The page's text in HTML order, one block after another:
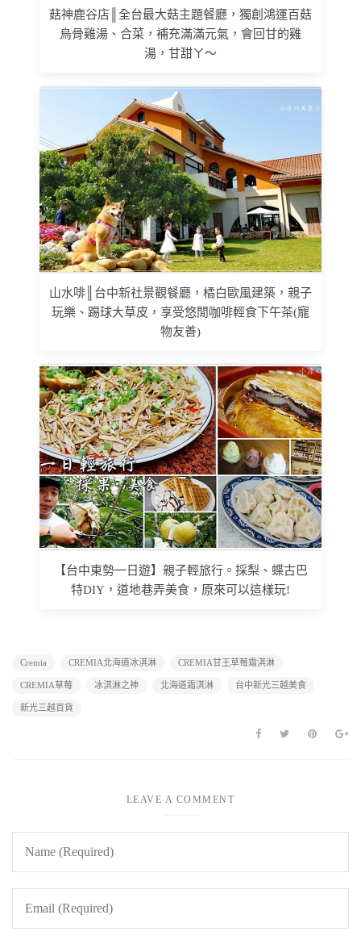
菇神鹿谷店║全台最大菇主題餐廳，獨創鴻運百菇
烏骨雞湯、合菜，補充滿滿元氣，會回甘的雞
湯，甘甜ㄚ～
山水啡║台中新社景觀餐廳，橘白歐風建築，親子
玩樂、踢球大草皮，享受悠閒咖啡輕食下午茶(寵
物友善)
【台中東勢一日遊】親子輕旅行。採梨、蝶古巴
特DIY，道地巷弄美食，原來可以這樣玩!
Cremia CREMIA北海道冰淇淋 CREMIA甘王草莓霜淇淋
CREMIA草莓 冰淇淋之神 北海道霜淇淋 台中新光三越美食
新光三越百貨
LEAVE A COMMENT